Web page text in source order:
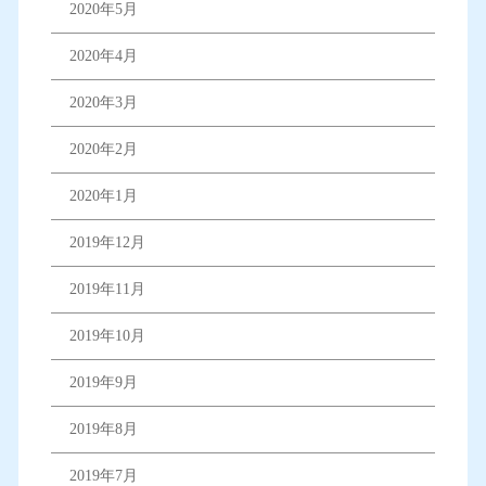
2020年5月
2020年4月
2020年3月
2020年2月
2020年1月
2019年12月
2019年11月
2019年10月
2019年9月
2019年8月
2019年7月